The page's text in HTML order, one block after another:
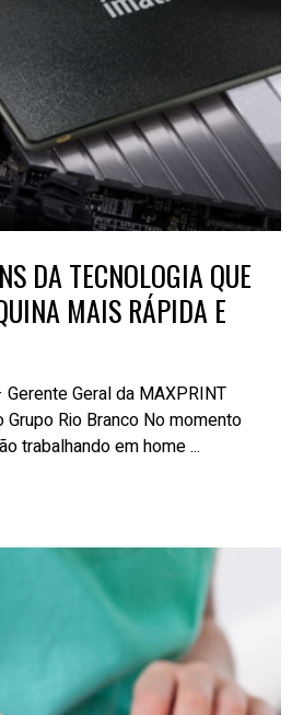
DA TECNOLOGIA QUE
MAIS RÁPIDA E
Geral da MAXPRINT
Rio Branco No momento
trabalhando em home ...